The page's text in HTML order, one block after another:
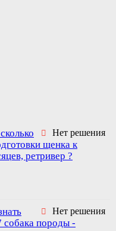
Нет решения
щенка к
ретривер ?
Нет решения
собака породы -